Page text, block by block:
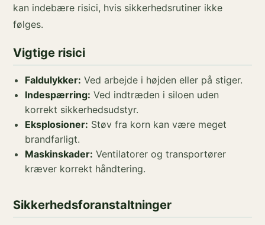
kan indebære risici, hvis sikkerhedsrutiner ikke
følges.
Vigtige risici
Faldulykker: Ved arbejde i højden eller på stiger.
Indespærring: Ved indtræden i siloen uden
korrekt sikkerhedsudstyr.
Eksplosioner: Støv fra korn kan være meget
brandfarligt.
Maskinskader: Ventilatorer og transportører
kræver korrekt håndtering.
Sikkerhedsforanstaltninger